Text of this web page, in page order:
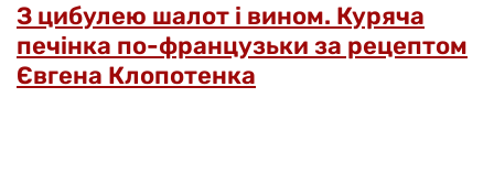
З цибулею шалот і вином. Куряча
печінка по-французьки за рецептом
Євгена Клопотенка